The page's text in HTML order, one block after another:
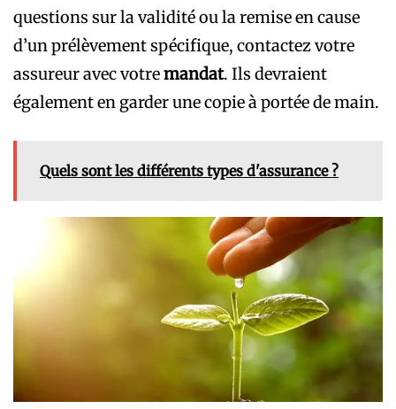
questions sur la validité ou la remise en cause
d’un prélèvement spécifique, contactez votre
assureur avec votremandat. Ils devraient
également en garder une copie à portée de main.
Quels sont les différents types d'assurance ?